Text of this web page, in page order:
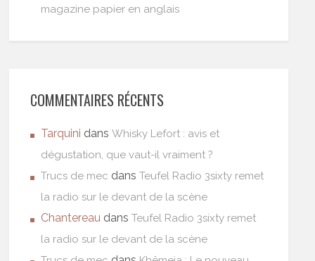
magazine papier en anglais
COMMENTAIRES RÉCENTS
Tarquini dansWhisky Lefort : avis et
dégustation, que vaut-il vraiment ?
Trucs de mec dansTeufel Radio 3sixty remet
la radio sur le devant de la scène
Chantereau dansTeufel Radio 3sixty remet
la radio sur le devant de la scène